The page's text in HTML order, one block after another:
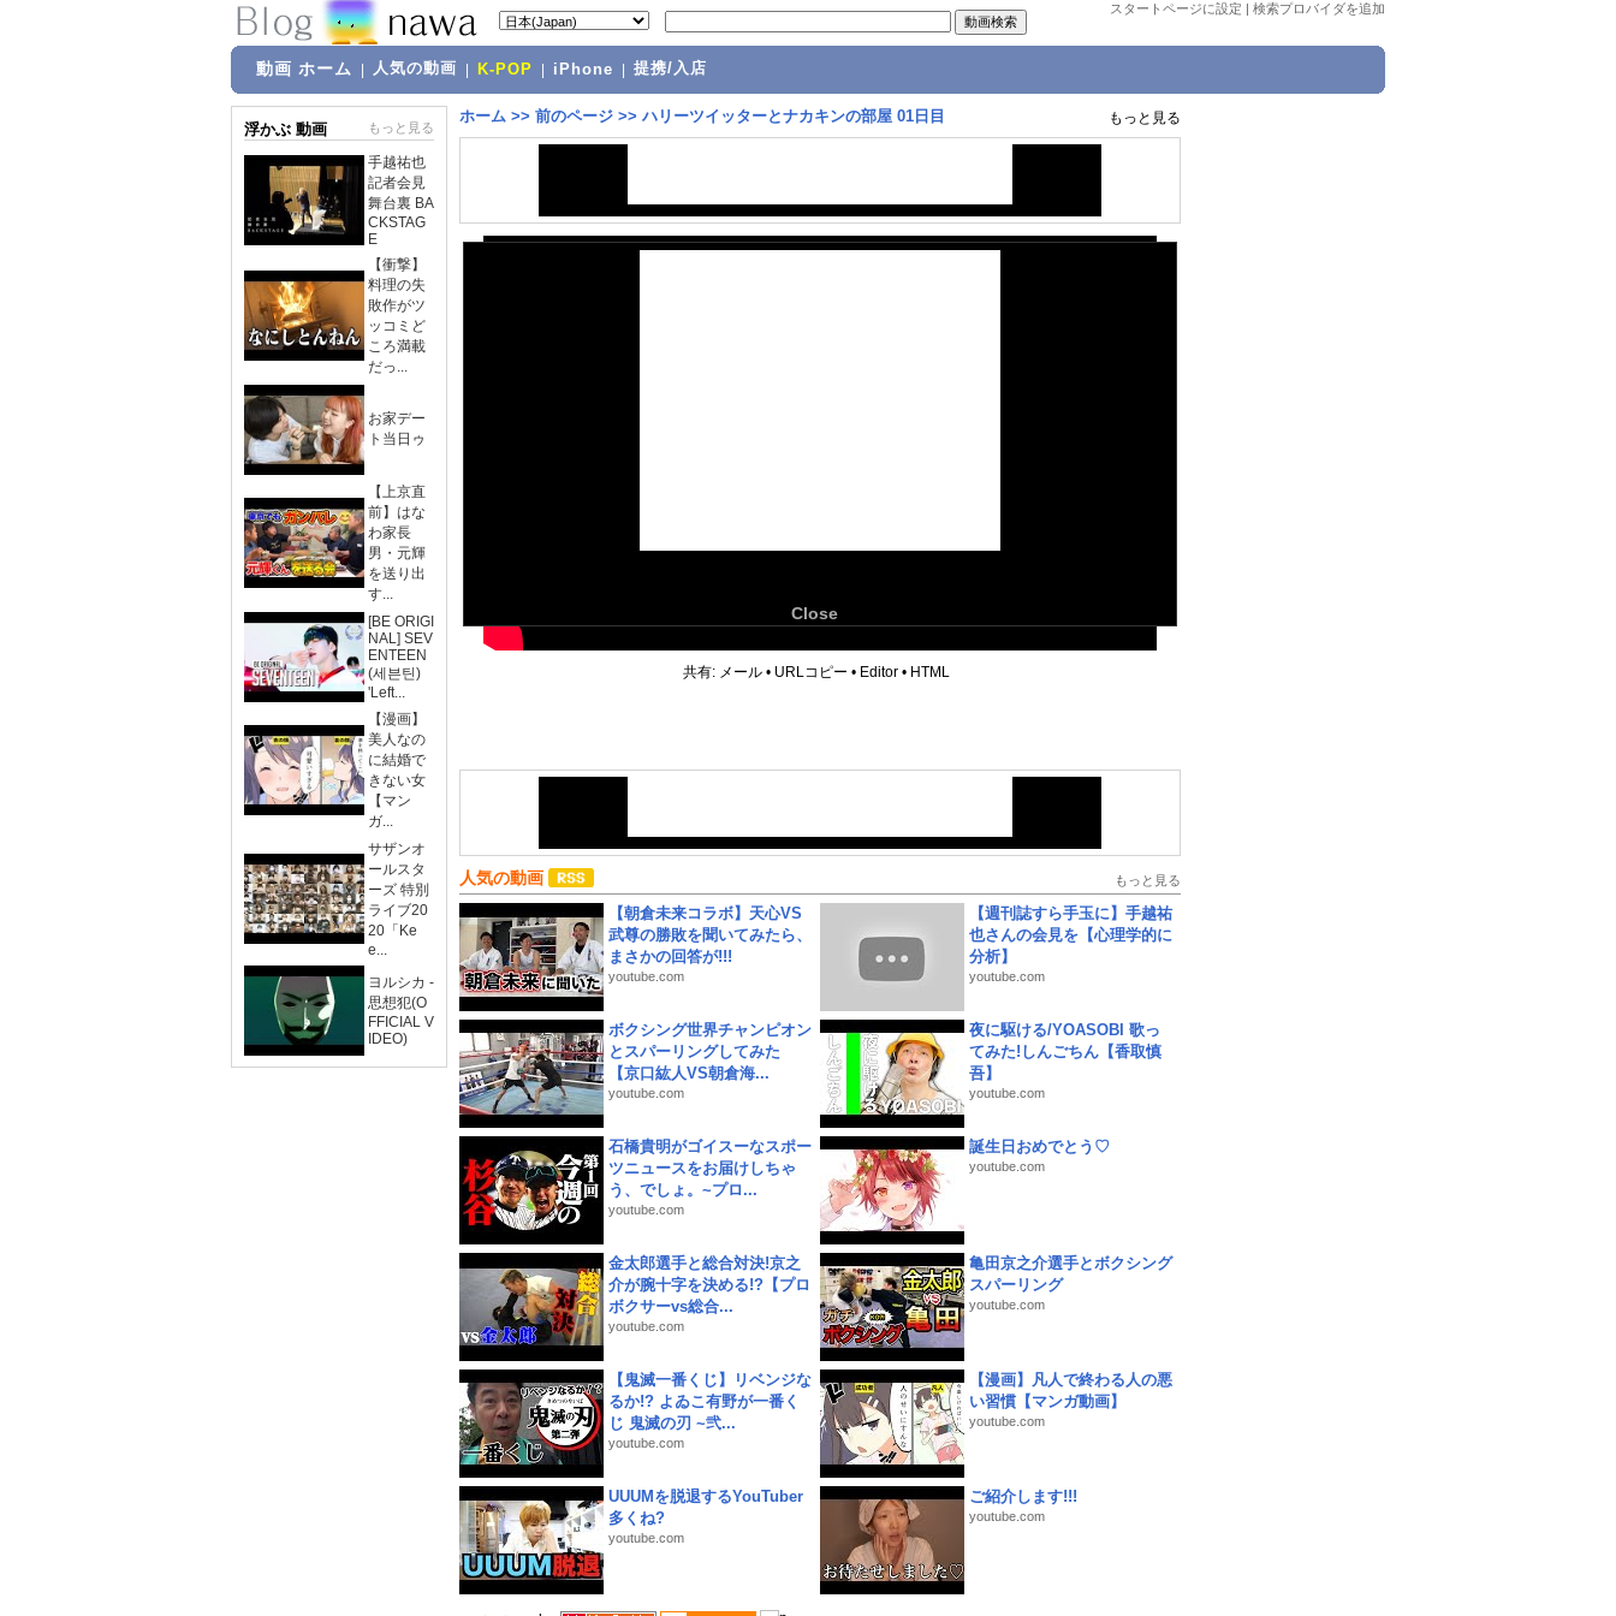
スタートページに設定 | 検索プロバイダを追加
動画 ホーム 人気の動画 K-POP iPhone 提携/入店
浮かぶ 動画 もっと見る
手越祐也
記者会見
舞台裏 BA
CKSTAG
E
【衝撃】
料理の失
敗作がツ
ッコミど
ころ満載
だっ...
お家デー
ト当日ゥ
【上京直
前】はな
わ家長
男・元輝
を送り出
す...
[BE ORIGI
NAL] SEV
ENTEEN
(세븐틴)
'Left...
【漫画】
美人なの
に結婚で
きない女
【マン
ガ...
サザンオ
ールスタ
ーズ 特別
ライブ20
20「Ke
e...
ヨルシカ -
思想犯(O
FFICIAL V
IDEO)
ホーム >> 前のページ >> ハリーツイッターとナカキンの部屋 01日目 もっと見る
Close
共有: メール • URLコピー • Editor • HTML
人気の動画 もっと見る
【朝倉未来コラボ】天心VS
武尊の勝敗を聞いてみたら、
まさかの回答が!!!
youtube.com
【週刊誌すら手玉に】手越祐
也さんの会見を【心理学的に
分析】
youtube.com
ボクシング世界チャンピオン
とスパーリングしてみた
【京口紘人VS朝倉海...
youtube.com
夜に駆ける/YOASOBI 歌っ
てみた!しんごちん【香取慎
吾】
youtube.com
石橋貴明がゴイスーなスポー
ツニュースをお届けしちゃ
う、でしょ。~プロ...
youtube.com
誕生日おめでとう♡
youtube.com
金太郎選手と総合対決!京之
介が腕十字を決める!?【プロ
ボクサーvs総合...
youtube.com
亀田京之介選手とボクシング
スパーリング
youtube.com
【鬼滅一番くじ】リベンジな
るか!? よゐこ有野が一番く
じ 鬼滅の刃 ~弐...
youtube.com
【漫画】凡人で終わる人の悪
い習慣【マンガ動画】
youtube.com
UUUMを脱退するYouTuber
多くね?
youtube.com
ご紹介します!!!
youtube.com